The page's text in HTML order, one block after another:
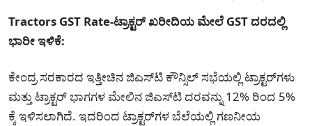
Tractors GST Rate-ಟ್ರಾಕ್ಟರ್ ಖರೀದಿಯ ಮೇಲೆ GST ದರದಲ್ಲಿ
ಭಾರೀ ಇಳಿಕೆ:
ಕೇಂದ್ರ ಸರಕಾರದ ಇತ್ತೀಚಿನ ಜಿಎಸ್‌ಟಿ ಕೌನ್ಸಿಲ್ ಸಭೆಯಲ್ಲಿ ಟ್ರಾಕ್ಟರ್‌ಗಳು
ಮತ್ತು ಟ್ರಾಕ್ಟರ್ ಭಾಗಗಳ ಮೇಲಿನ ಜಿಎಸ್‌ಟಿ ದರವನ್ನು 12% ರಿಂದ 5%
ಕ್ಕೆ ಇಳಿಸಲಾಗಿದೆ. ಇದರಿಂದ ಟ್ರಾಕ್ಟರ್‌ಗಳ ಬೆಲೆಯಲ್ಲಿ ಗಣನೀಯ